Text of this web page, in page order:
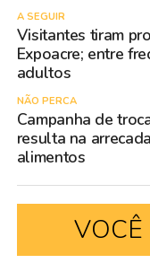
A SEGUIR
Visitantes tiram
Expoacre; entre
adultos
NÃO PERCA
Campanha de
resulta na
alimentos
VOCÊ